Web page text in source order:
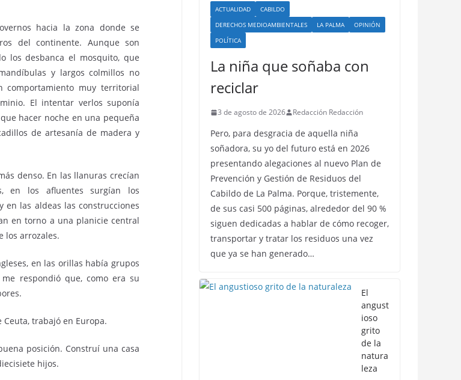
hacia la zona donde se
del continente. Aunque son
los desbanca el mosquito, que
y largos colmillos no
comportamiento muy territorial
El intentar verlos suponía
hacer noche en una pequeña
de artesanía de madera y
denso. En las llanuras crecían
en los afluentes surgían los
en las aldeas las construcciones
en torno a una planicie central
los arrozales.
en las orillas había grupos
respondió que, como era su
trabajó en Europa.
posición. Construí una casa
hijos.
ACTUALIDAD
CABILDO
DERECHOS MEDIOAMBIENTALES
LA PALMA
OPINIÓN
POLÍTICA
La niña que soñaba con
reciclar
3 de agosto de 2026 Redacción Redacción
Pero, para desgracia de aquella niña
soñadora, su yo del futuro está en 2026
presentando alegaciones al nuevo Plan de
Prevención y Gestión de Residuos del
Cabildo de La Palma. Porque, tristemente,
de sus casi 500 páginas, alrededor del 90 %
siguen dedicadas a hablar de cómo recoger,
transportar y tratar los residuos una vez
que ya se han generado…
El
angust
ioso
grito
de la
natura
leza